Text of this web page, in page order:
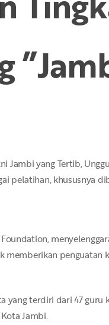
yang Tertib,
pelatihan, khususnya
penguatan
terdiri dari 47 guru
Jambi.